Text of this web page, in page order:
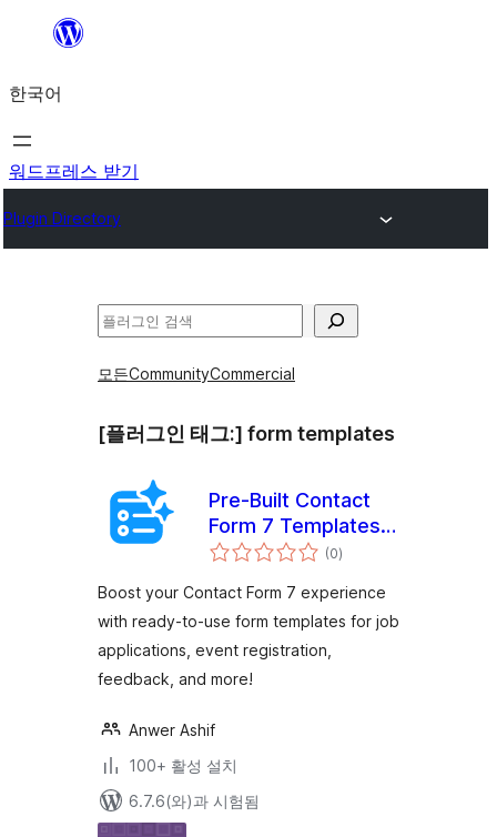
츠
로
바
가
한국어
워드프레스 받기
Plugin Directory
검
모든CommunityCommercial
[플러그인 태그:] form templates
Pre-Built Contact
Form 7 Templates –
Formzard
(0전
체
점
)
Boost your Contact Form 7 experience
with ready-to-use form templates for job
applications, event registration,
feedback, and more!
Anwer Ashif
100+ 활성 설치
6.7.6(와)과 시험됨